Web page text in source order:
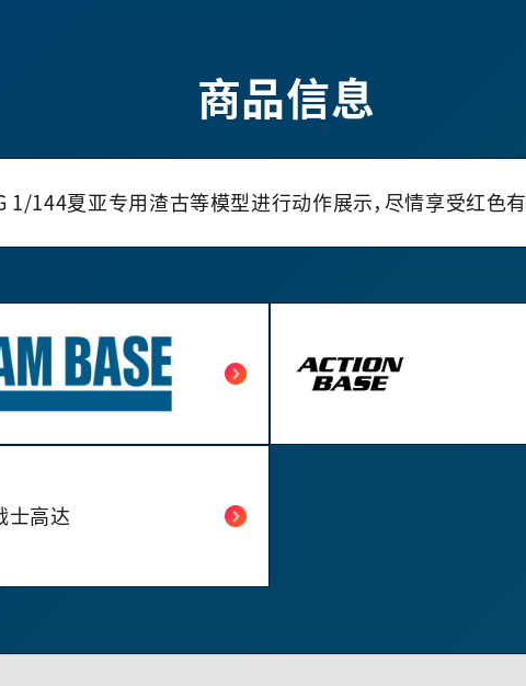
商品信息
1/144夏亚专用渣古等模型进行动作展示，尽情享受红色
士高达